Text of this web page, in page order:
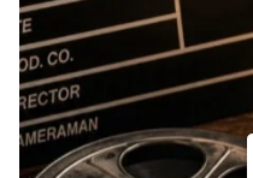
07/carmina-historia-
espana-testimoni...
Foto
View on Facebook · Share